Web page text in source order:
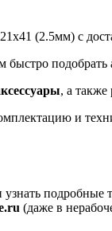
(2.5мм) с
подобрать
, а
и
подробные
(даже в